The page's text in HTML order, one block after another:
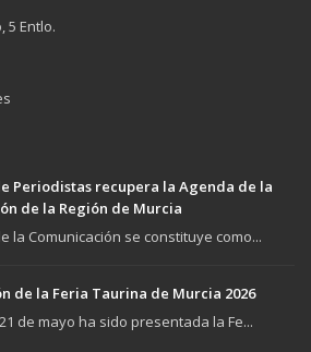
5 Entlo.
Periodistas recupera la Agenda de la
de la Región de Murcia
la Comunicación se constituye como...
de la Feria Taurina de Murcia 2026
de mayo ha sido presentada la Fe...